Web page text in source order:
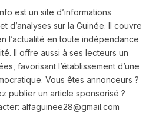
est un site d’informations
d’analyses sur la Guinée. Il couvre
l’actualité en toute indépendance
Il offre aussi à ses lecteurs un
favorisant l’établissement d’une
Vous êtes annonceurs ?
publier un article sponsorisé ?
alfaguinee28@gmail.com